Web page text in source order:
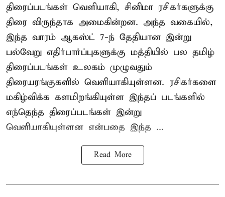
திரைப்படங்கள் வெளியாகி, சினிமா ரசிகர்களுக்கு
திரை விருந்தாக அமைகின்றன. அந்த வகையில்,
இந்த வாரம் ஆகஸ்ட் 7-ந் தேதியான இன்று
பல்வேறு எதிர்பார்ப்புகளுக்கு மத்தியில் பல தமிழ்
திரைப்படங்கள் உலகம் முழுவதும்
திரையரங்குகளில் வெளியாகியுள்ளன. ரசிகர்களை
மகிழ்விக்க களமிறங்கியுள்ள இந்தப் படங்களில்
எந்தெந்த திரைப்படங்கள் இன்று
வெளியாகியுள்ளன என்பதை இந்த ...
Read More